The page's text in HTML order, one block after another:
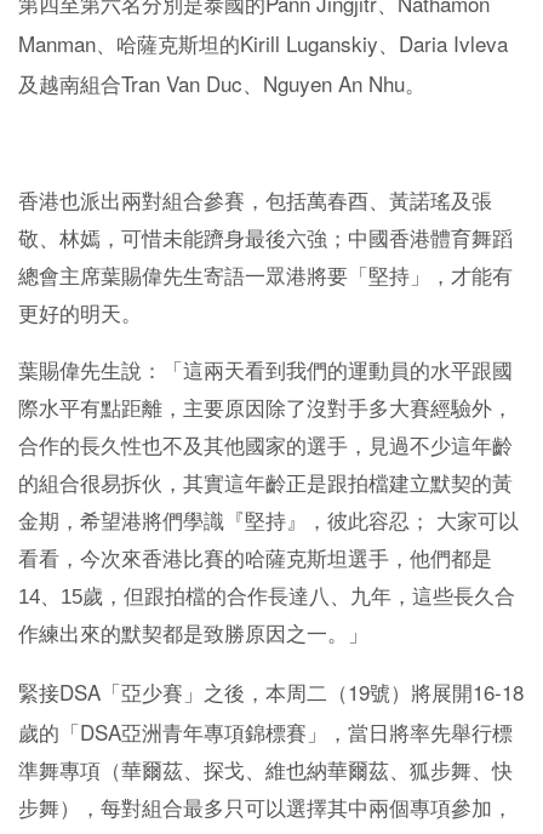
第四至第六名分別是泰國的 、
Manman、哈薩克斯坦的Kirill Luganskiy、 Daria Ivleva
及越南組合Tran Van Duc、 Nguyen An Nhu。
香港也派出兩對組合參賽，包括萬春酉、黃諾瑤及張
敬、林嫣，可惜未能躋身最後六強；中國香港體育舞蹈
總會主席葉賜偉先生寄語一眾港將要「堅持」，才能有
更好的明天。
葉賜偉先生說：「這兩天看到我們的運動員的水平跟國
際水平有點距離，主要原因除了沒對手多大賽經驗外，
合作的長久性也不及其他國家的選手，見過不少這年齡
的組合很易拆伙，其實這年齡正是跟拍檔建立默契的黃
金期，希望港將們學識『堅持』，彼此容忍； 大家可以
看看，今次來香港比賽的哈薩克斯坦選手，他們都是
14、15歲，但跟拍檔的合作長達八、九年，這些長久合
作練出來的默契都是致勝原因之一。」
緊接DSA 「亞少賽」之後，本周二（19號）將展開16-18
歲的「 DSA亞洲青年專項錦標賽」，當日將率先舉行標
準舞專項（華爾茲、探戈、維也納華爾茲、狐步舞、快
步舞），每對組合最多只可以選擇其中兩個專項參加，